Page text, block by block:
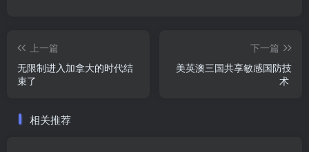
上一篇
无限制进入加拿大的时代结
束了
下一篇
美英澳三国共享敏感国防技
术
相关推荐